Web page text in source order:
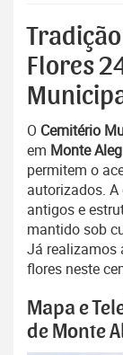
Flores
O Cemitério
em Monte
permitem o
autorizados.
antigos e
mantido sob
Já realizamos
flores neste
Mapa e
de Monte